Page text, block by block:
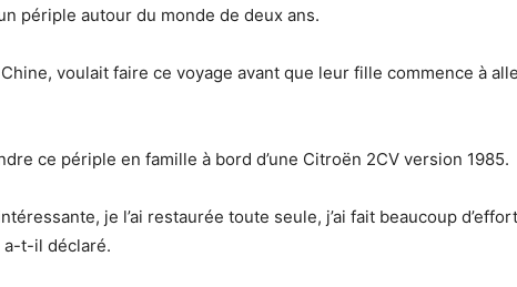
périple autour du monde de deux ans.
voulait faire ce voyage avant que leur fille commence à
ce périple en famille à bord d’une Citroën 2CV version 1985.
je l’ai restaurée toute seule, j’ai fait beaucoup
t-il déclaré.